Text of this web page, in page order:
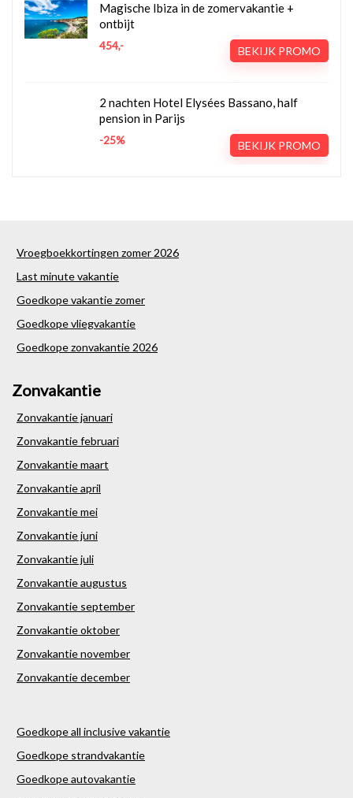
Magische Ibiza in de zomervakantie +
ontbijt
454,- BEKIJK PROMO
2 nachten Hotel Elysées Bassano, half
pension in Parijs
-25% BEKIJK PROMO
Vroegboekkortingen zomer 2026
Last minute vakantie
Goedkope vakantie zomer
Goedkope vliegvakantie
Goedkope zonvakantie 2026
Zonvakantie
Zonvakantie januari
Zonvakantie februari
Zonvakantie maart
Zonvakantie april
Zonvakantie mei
Zonvakantie juni
Zonvakantie juli
Zonvakantie augustus
Zonvakantie september
Zonvakantie oktober
Zonvakantie november
Zonvakantie december
Goedkope all inclusive vakantie
Goedkope strandvakantie
Goedkope autovakantie